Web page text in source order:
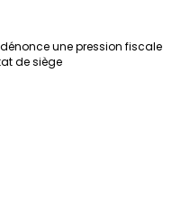
une pression fiscale
de siège